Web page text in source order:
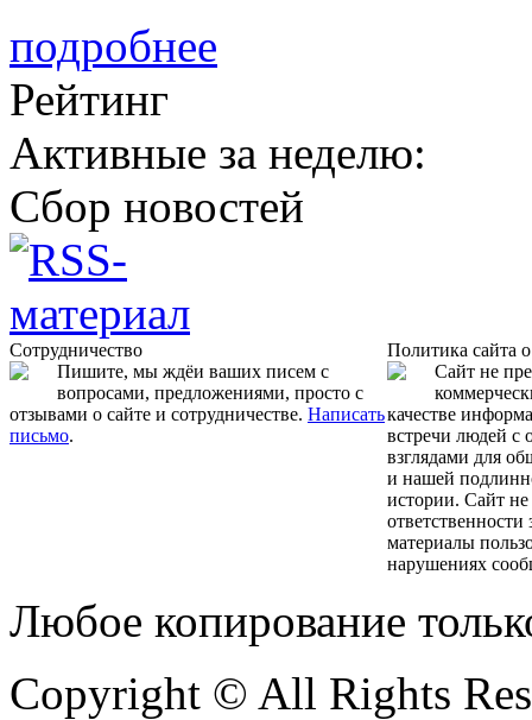
подробнее
Рейтинг
Активные за неделю:
Сбор новостей
Сотрудничество
Пишите, мы ждёи ваших писем с
вопросами, предложениями, просто с
отзывами о сайте и сотрудничестве. Написать
письмо.
Политика сайта
Сайт не
качестве
встречи людей с
взглядами для
и нашей
истории. Сайт не
материалы
нарушениях
Любое копирование
Copyright © All Rights